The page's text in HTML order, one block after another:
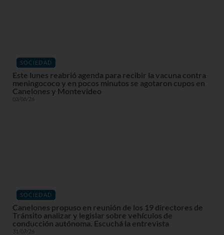
SOCIEDAD
Este lunes reabrió agenda para recibir la vacuna contra
meningococo y en pocos minutos se agotaron cupos en
Canelones y Montevideo
03/08/26
SOCIEDAD
Canelones propuso en reunión de los 19 directores de
Tránsito analizar y legislar sobre vehículos de
conducción autónoma. Escuchá la entrevista
31/07/26